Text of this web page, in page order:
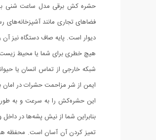
حشره کش برقی مدل ساعت شنی
دیوار است. پایه صاف دستگاه نیز آن
هیچ خطری برای شما یا محیط‌ زیست
شبکه خارجی از تماس انسان یا
ایمن از شر مزاحمت حشرات در امان
این حشره‌کش را به سرعت و به طور
بنابراین شما از نیش پشه‌ها در
تمیز کردن آن آسان است. محفظه